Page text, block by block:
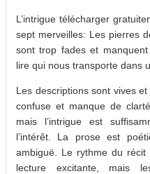
L’intrigue télécharger
sept merveilles: Les pierres
sont trop fades et
lire qui nous transporte dans
Les descriptions sont vives
confuse et manque de
mais l’intrigue est
l’intérêt. La prose est
ambiguë. Le rythme du
lecture excitante, mais